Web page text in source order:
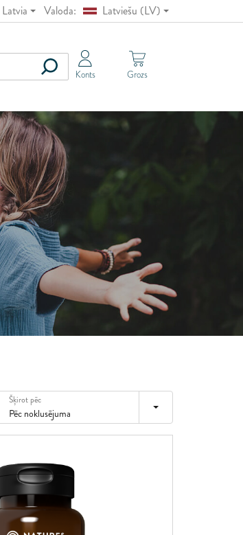
Latvia
Valoda: Latviešu (LV)
English (EN)
Pусский (RU)
Yкраїнська (UA)
German (DE)
Konts Grozs
Šķirot pēc
Pēc noklusējuma